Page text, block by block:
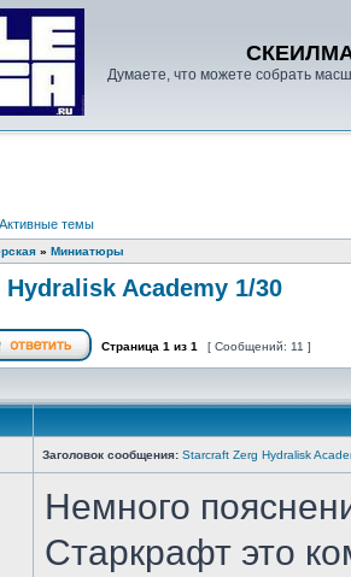
Думаете, что можете собрать
Активные темы
» Миниатюры
Academy 1/30
Страница 1 из 1 [ Сообщений: 11 ]
Заголовок сообщения: Starcraft Zerg Hydralisk
Немного
Старкрафт это